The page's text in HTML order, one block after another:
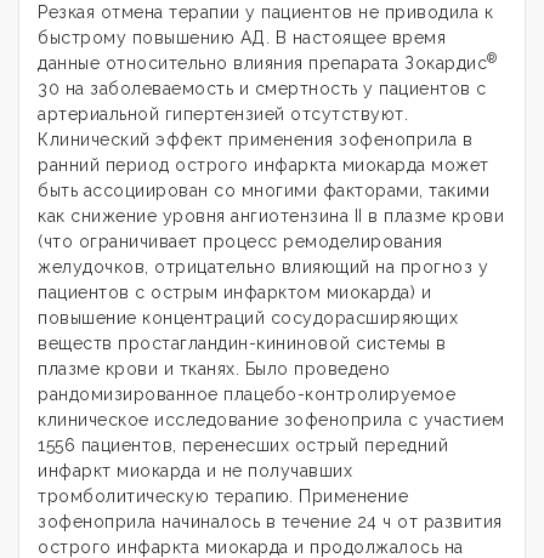
Резкая отмена терапии у пациентов не приводила к
быстрому повышению АД. В настоящее время
данные относительно влияния препарата Зокардис®
30 на заболеваемость и смертность у пациентов с
артериальной гипертензией отсутствуют.
Клинический эффект применения зофеноприла в
ранний период острого инфаркта миокарда может
быть ассоциирован со многими факторами, такими
как снижение уровня ангиотензина II в плазме крови
(что ограничивает процесс ремоделирования
желудочков, отрицательно влияющий на прогноз у
пациентов с острым инфарктом миокарда) и
повышение концентраций сосудорасширяющих
веществ простагландин-кининовой системы в
плазме крови и тканях. Было проведено
рандомизированное плацебо-контролируемое
клиническое исследование зофеноприла с участием
1556 пациентов, перенесших острый передний
инфаркт миокарда и не получавших
тромболитическую терапию. Применение
зофеноприла начиналось в течение 24 ч от развития
острого инфаркта миокарда и продолжалось на